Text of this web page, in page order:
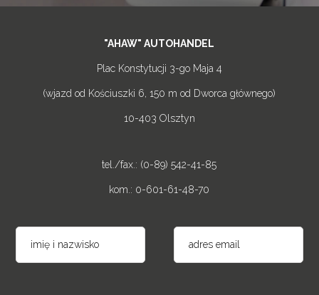
"AHAW" AUTOHANDEL
Plac Konstytucji 3-go Maja 4
(wjazd od Kościuszki 6, 150 m od Dworca głównego)
10-403 Olsztyn
tel./fax.: (0-89) 542-41-85
kom.: 0-601-61-48-70